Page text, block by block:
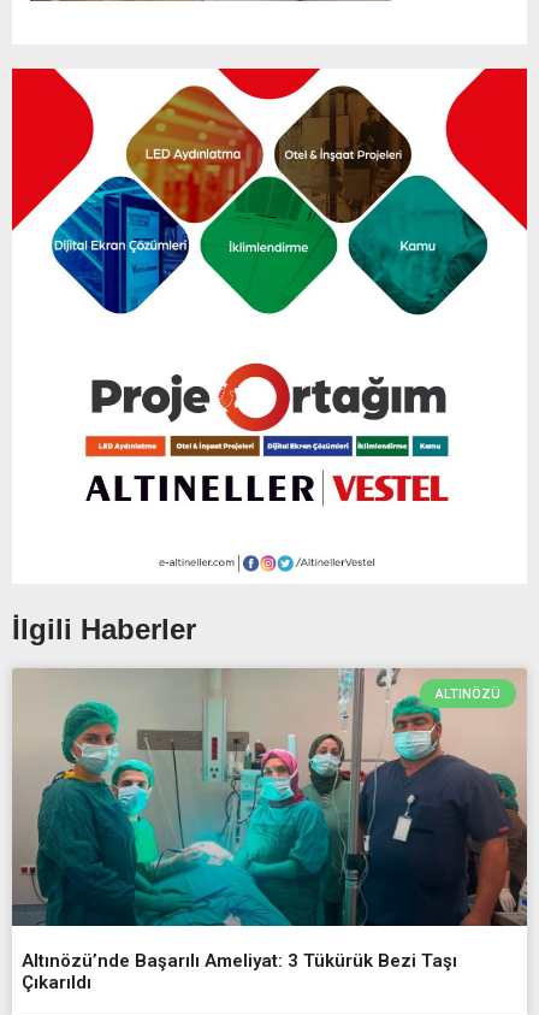
İlgili Haberler
ALTINÖZÜ
Altınözü’nde Başarılı Ameliyat: 3 Tükürük Bezi Taşı
Çıkarıldı